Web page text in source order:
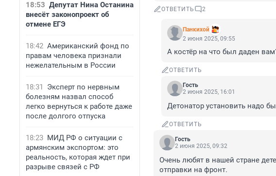
18:53 Депутат Нина Останина
внесёт законопроект об
отмене ЕГЭ
18:42 Американский фонд по
правам человека признали
нежелательным в России
18:31
Эксперт по нервным
болезням назвал способ
легко вернуться к работе даже
после долгого отпуска
18:23 МИД РФ о ситуации с
армянским экспортом: это
реальность, которая ждет при
разрыве связей с РФ
ОТВЕТИТЬ 2
Панкихой
2 июня 2025, 09:55
А костёр на что был даден
ОТВЕТИТЬ
Гость
2 июня 2025, 16:01
Детонатор установить надо
ОТВЕТИТЬ
Гость
2 июня 2025, 09:32
Очень любят в нашей стране
отправки на фронт.